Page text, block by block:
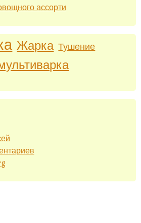
ассорти
Жарка Тушение